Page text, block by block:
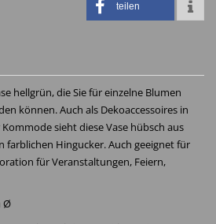
teilen
hellgrün, die Sie für einzelne Blumen
können. Auch als Dekoaccessoires in
sieht diese Vase hübsch aus
farblichen Hingucker. Auch geeignet für
für Veranstaltungen, Feiern,
Ø